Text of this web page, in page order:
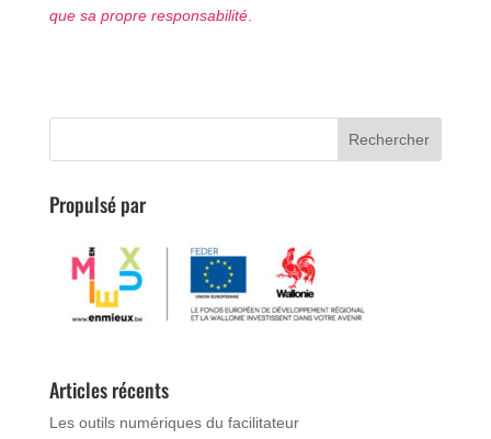
que sa propre responsabilité.
Propulsé par
Articles récents
Les outils numériques du facilitateur